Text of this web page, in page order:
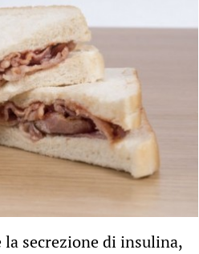
la secrezione di insulina,